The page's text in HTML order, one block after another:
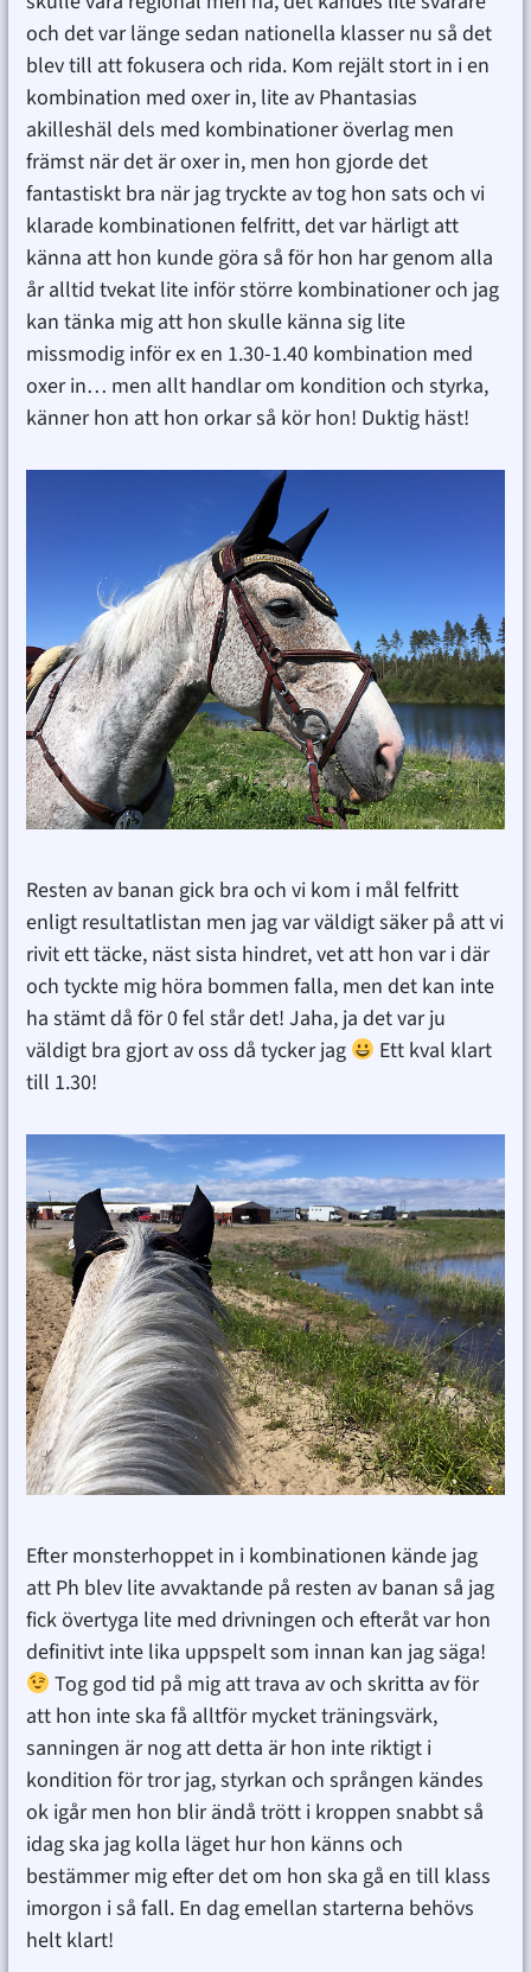
och det var länge sedan nationella klasser nu så det
blev till att fokusera och rida. Kom rejält stort in i en
kombination med oxer in, lite av Phantasias
akilleshäl dels med kombinationer överlag men
främst när det är oxer in, men hon gjorde det
fantastiskt bra när jag tryckte av tog hon sats och vi
klarade kombinationen felfritt, det var härligt att
känna att hon kunde göra så för hon har genom alla
år alltid tvekat lite inför större kombinationer och jag
kan tänka mig att hon skulle känna sig lite
missmodig inför ex en 1.30-1.40 kombination med
oxer in… men allt handlar om kondition och styrka,
känner hon att hon orkar så kör hon! Duktig häst!
Resten av banan gick bra och vi kom i mål felfritt
enligt resultatlistan men jag var väldigt säker på att vi
rivit ett täcke, näst sista hindret, vet att hon var i där
och tyckte mig höra bommen falla, men det kan inte
ha stämt då för 0 fel står det! Jaha, ja det var ju
väldigt bra gjort av oss då tycker jag
Ett kval klart
till 1.30!
Efter monsterhoppet in i kombinationen kände jag
att Ph blev lite avvaktande på resten av banan så jag
fick övertyga lite med drivningen och efteråt var hon
definitivt inte lika uppspelt som innan kan jag säga!
Tog god tid på mig att trava av och skritta av för
att hon inte ska få alltför mycket träningsvärk,
sanningen är nog att detta är hon inte riktigt i
kondition för tror jag, styrkan och sprången kändes
ok igår men hon blir ändå trött i kroppen snabbt så
idag ska jag kolla läget hur hon känns och
bestämmer mig efter det om hon ska gå en till klass
imorgon i så fall. En dag emellan starterna behövs
helt klart!